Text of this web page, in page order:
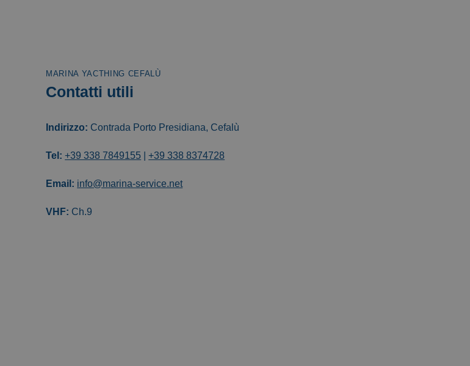
MARINA YACTHING CEFALÙ
Contatti utili
Indirizzo: Contrada Porto Presidiana, Cefalù
Tel: +39 338 7849155 |+39 338 8374728
Email: info@marina-service.net
VHF: Ch.9